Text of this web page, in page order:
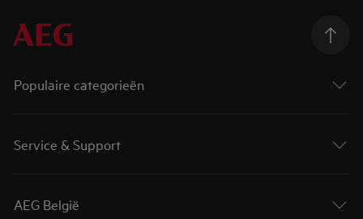
Populaire categorieën
Service & Support
AEG België